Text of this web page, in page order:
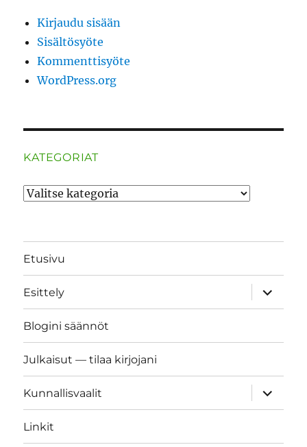
Kirjaudu sisään
Sisältösyöte
Kommenttisyöte
WordPress.org
KATEGORIAT
Kategoriat
Etusivu
Esittely
näytä
Blogini säännöt
Julkaisut — tilaa kirjojani
Kunnallisvaalit
näytä
Linkit